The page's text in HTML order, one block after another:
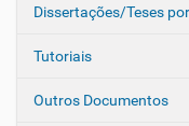
Dissertações/Teses
Tutoriais
Outros Documentos